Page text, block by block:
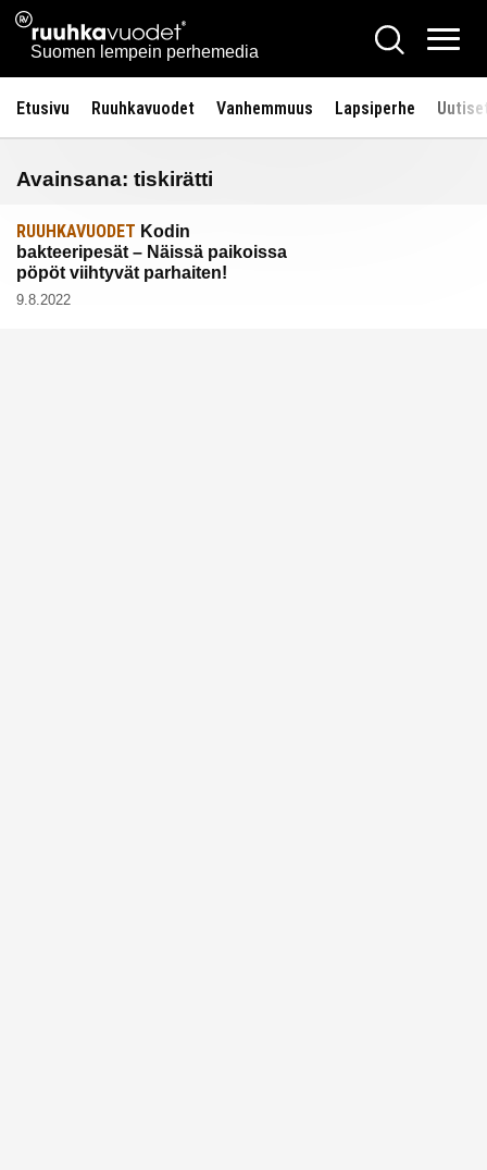
Siirry
sisältöön
Ruuhkavuodet.fi
Suomen lempein perhemedia
Hae
Etusivu Ruuhkavuodet Vanhemmuus Lapsiperhe
Avainsana: tiskirätti
RUUHKAVUODET Kodin
bakteeripesät – Näissä paikoissa
pöpöt viihtyvät parhaiten!
9.8.2022